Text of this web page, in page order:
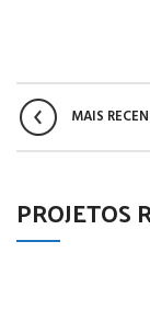
MAIS
PROJETOS